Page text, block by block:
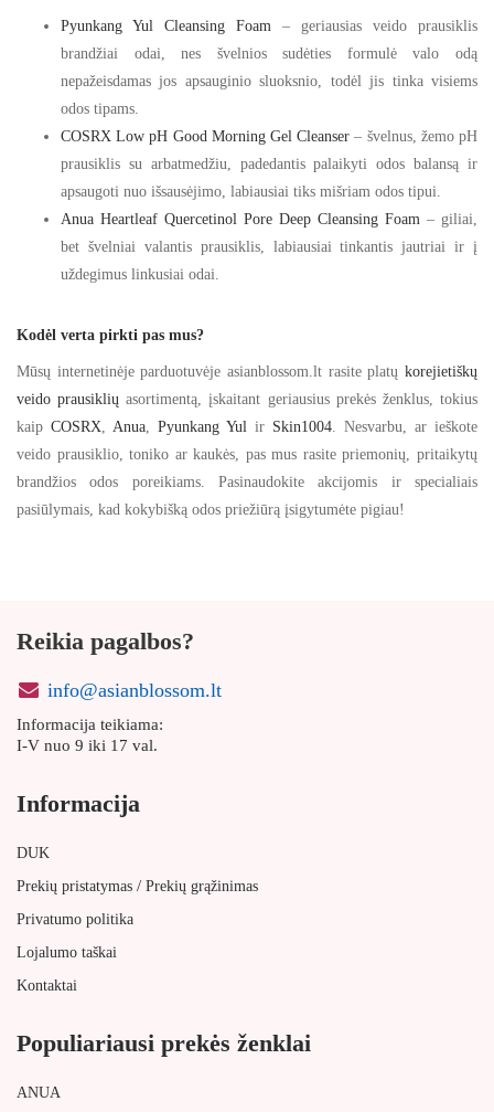
Pyunkang Yul Cleansing Foam – geriausias veido prausiklis
brandžiai odai, nes švelnios sudėties formulė valo odą
nepažeisdamas jos apsauginio sluoksnio, todėl jis tinka visiems
odos tipams.
COSRX Low pH Good Morning Gel Cleanser – švelnus, žemo pH
prausiklis su arbatmedžiu, padedantis palaikyti odos balansą ir
apsaugoti nuo išsausėjimo, labiausiai tiks mišriam odos tipui.
Anua Heartleaf Quercetinol Pore Deep Cleansing Foam – giliai,
bet švelniai valantis prausiklis, labiausiai tinkantis jautriai ir į
uždegimus linkusiai odai.
Kodėl verta pirkti pas mus?
Mūsų internetinėje parduotuvėje asianblossom.lt rasite platų korejietiškų
veido prausiklių asortimentą, įskaitant geriausius prekės ženklus, tokius
kaip COSRX, Anua, Pyunkang Yul ir Skin1004. Nesvarbu, ar ieškote
veido prausiklio, toniko ar kaukės, pas mus rasite priemonių, pritaikytų
brandžios odos poreikiams. Pasinaudokite akcijomis ir specialiais
pasiūlymais, kad kokybišką odos priežiūrą įsigytumėte pigiau!
Reikia pagalbos?
info@asianblossom.lt
Informacija teikiama:
I-V nuo 9 iki 17 val.
Informacija
DUK
Prekių pristatymas / Prekių grąžinimas
Privatumo politika
Lojalumo taškai
Kontaktai
Populiariausi prekės ženklai
ANUA